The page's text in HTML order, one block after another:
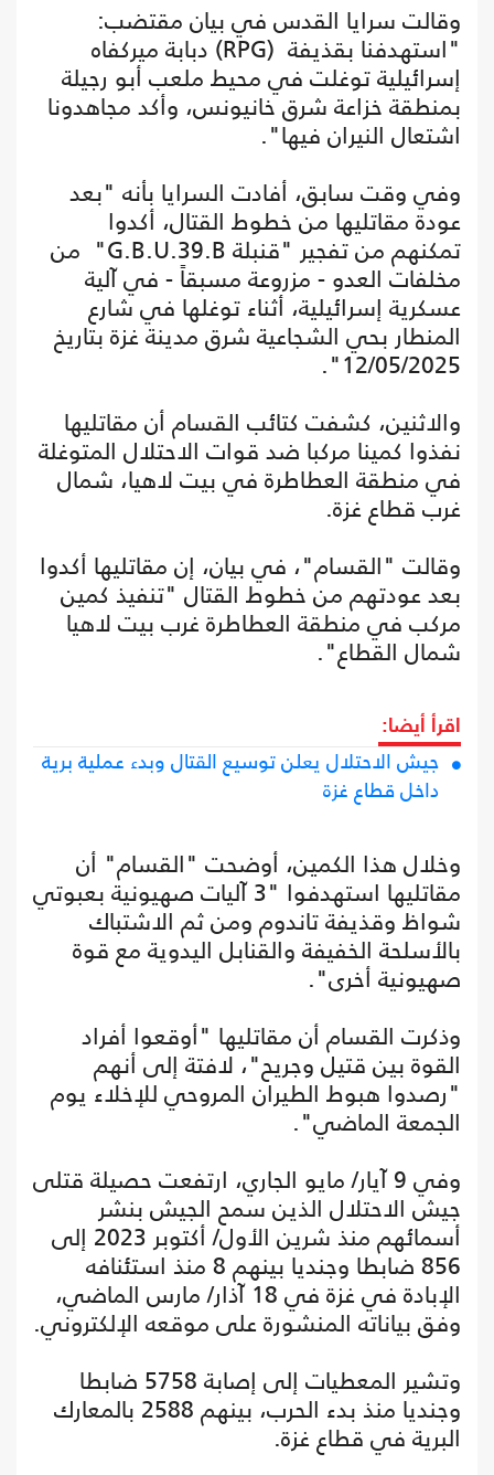
وقالت سرايا القدس في بيان مقتضب:
"استهدفنا بقذيفة (RPG) دبابة ميركفاه
إسرائيلية توغلت في محيط ملعب أبو رجيلة
بمنطقة خزاعة شرق خانيونس، وأكد مجاهدونا
اشتعال النيران فيها".
وفي وقت سابق، أفادت السرايا بأنه "بعد
عودة مقاتليها من خطوط القتال، أكدوا
تمكنهم من تفجير "قنبلة G.B.U.39.B" من
مخلفات العدو - مزروعة مسبقاً - في آلية
عسكرية إسرائيلية، أثناء توغلها في شارع
المنطار بحي الشجاعية شرق مدينة غزة بتاريخ
12/05/2025".
والاثنين، كشفت كتائب القسام أن مقاتليها
نفذوا كمينا مركبا ضد قوات الاحتلال المتوغلة
في منطقة العطاطرة في بيت لاهيا، شمال
غرب قطاع غزة.
وقالت "القسام"، في بيان، إن مقاتليها أكدوا
بعد عودتهم من خطوط القتال "تنفيذ كمين
مركب في منطقة العطاطرة غرب بيت لاهيا
شمال القطاع".
اقرأ أيضا:
جيش الاحتلال يعلن توسيع القتال وبدء عملية برية
داخل قطاع غزة
وخلال هذا الكمين، أوضحت "القسام" أن
مقاتليها استهدفوا "3 آليات صهيونية بعبوتي
شواظ وقذيفة تاندوم ومن ثم الاشتباك
بالأسلحة الخفيفة والقنابل اليدوية مع قوة
صهيونية أخرى".
وذكرت القسام أن مقاتليها "أوقعوا أفراد
القوة بين قتيل وجريح"، لافتة إلى أنهم
"رصدوا هبوط الطيران المروحي للإخلاء يوم
الجمعة الماضي".
وفي 9 آيار/ مايو الجاري، ارتفعت حصيلة قتلى
جيش الاحتلال الذين سمح الجيش بنشر
أسمائهم منذ شرين الأول/ أكتوبر 2023 إلى
856 ضابطا وجنديا بينهم 8 منذ استئنافه
الإبادة في غزة في 18 آذار/ مارس الماضي،
وفق بياناته المنشورة على موقعه الإلكتروني.
وتشير المعطيات إلى إصابة 5758 ضابطا
وجنديا منذ بدء الحرب، بينهم 2588 بالمعارك
البرية في قطاع غزة.